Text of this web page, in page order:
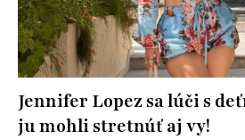
Jennifer Lopez sa lúči s
ju mohli stretnúť aj vy!